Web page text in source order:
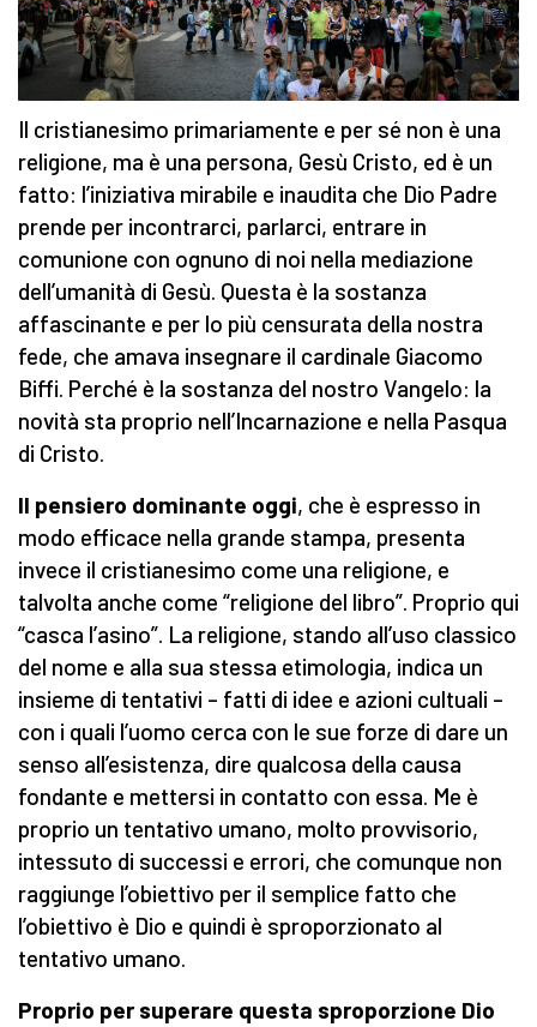
Il cristianesimo primariamente e per sé non è una
religione, ma è una persona, Gesù Cristo, ed è un
fatto: l’iniziativa mirabile e inaudita che Dio Padre
prende per incontrarci, parlarci, entrare in
comunione con ognuno di noi nella mediazione
dell’umanità di Gesù. Questa è la sostanza
affascinante e per lo più censurata della nostra
fede, che amava insegnare il cardinale Giacomo
Biffi. Perché è la sostanza del nostro Vangelo: la
novità sta proprio nell’Incarnazione e nella Pasqua
di Cristo.
Il pensiero dominante oggi, che è espresso in
modo efficace nella grande stampa, presenta
invece il cristianesimo come una religione, e
talvolta anche come “religione del libro”. Proprio qui
“casca l’asino”. La religione, stando all’uso classico
del nome e alla sua stessa etimologia, indica un
insieme di tentativi – fatti di idee e azioni cultuali –
con i quali l’uomo cerca con le sue forze di dare un
senso all’esistenza, dire qualcosa della causa
fondante e mettersi in contatto con essa. Me è
proprio un tentativo umano, molto provvisorio,
intessuto di successi e errori, che comunque non
raggiunge l’obiettivo per il semplice fatto che
l’obiettivo è Dio e quindi è sproporzionato al
tentativo umano.
Proprio per superare questa sproporzione Dio